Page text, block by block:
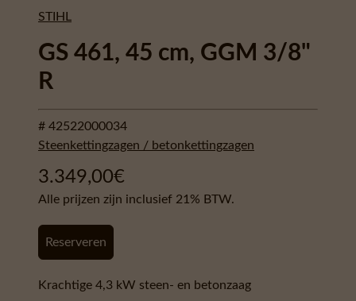
STIHL
GS 461, 45 cm, GGM 3/8"
R
# 42522000034
Steenkettingzagen / betonkettingzagen
3.349,00€
Alle prijzen zijn inclusief 21% BTW.
Reserveren
Krachtige 4,3 kW steen- en betonzaag